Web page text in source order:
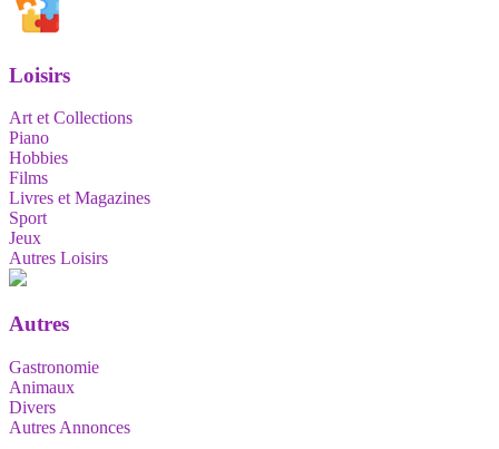
Loisirs
Art et Collections
Piano
Hobbies
Films
Livres et Magazines
Sport
Jeux
Autres Loisirs
Autres
Gastronomie
Animaux
Divers
Autres Annonces